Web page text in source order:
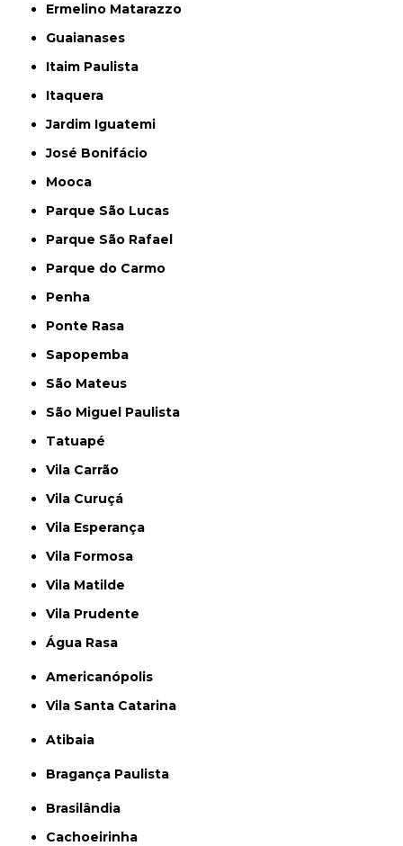
Ermelino Matarazzo
Guaianases
Itaim Paulista
Itaquera
Jardim Iguatemi
José Bonifácio
Mooca
Parque São Lucas
Parque São Rafael
Parque do Carmo
Penha
Ponte Rasa
Sapopemba
São Mateus
São Miguel Paulista
Tatuapé
Vila Carrão
Vila Curuçá
Vila Esperança
Vila Formosa
Vila Matilde
Vila Prudente
Água Rasa
Americanópolis
Vila Santa Catarina
Atibaia
Bragança Paulista
Brasilândia
Cachoeirinha